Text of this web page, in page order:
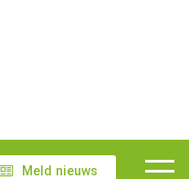
Meld nieuws